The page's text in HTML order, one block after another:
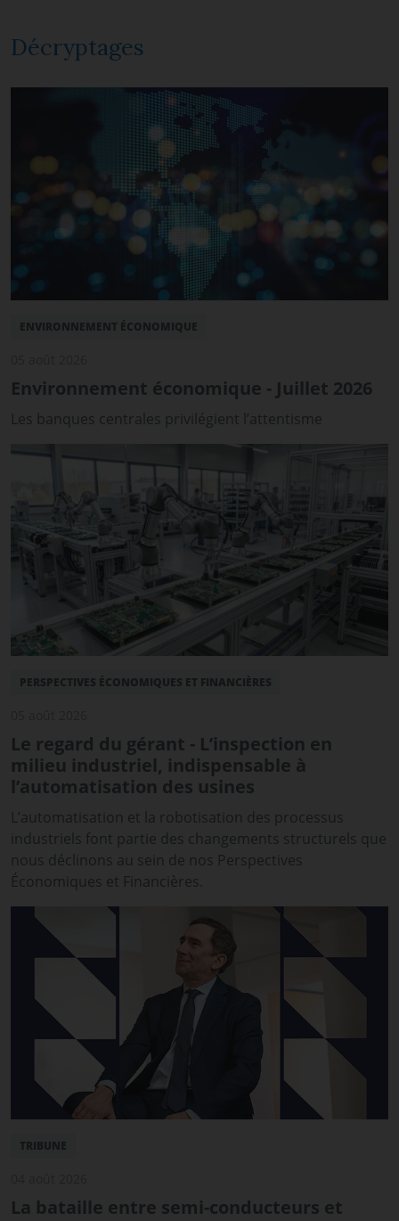
Décryptages
ENVIRONNEMENT ÉCONOMIQUE
Environnement économique - Juillet 2026
Les banques centrales privilégient l’attentisme
PERSPECTIVES ÉCONOMIQUES ET FINANCIÈRES
Le regard du gérant - L’inspection en
milieu industriel, indispensable à
l’automatisation des usines
L’automatisation et la robotisation des processus
industriels font partie des changements structurels que
nous déclinons au sein de nos Perspectives
Économiques et Financières.
TRIBUNE
La bataille entre semi-conducteurs et